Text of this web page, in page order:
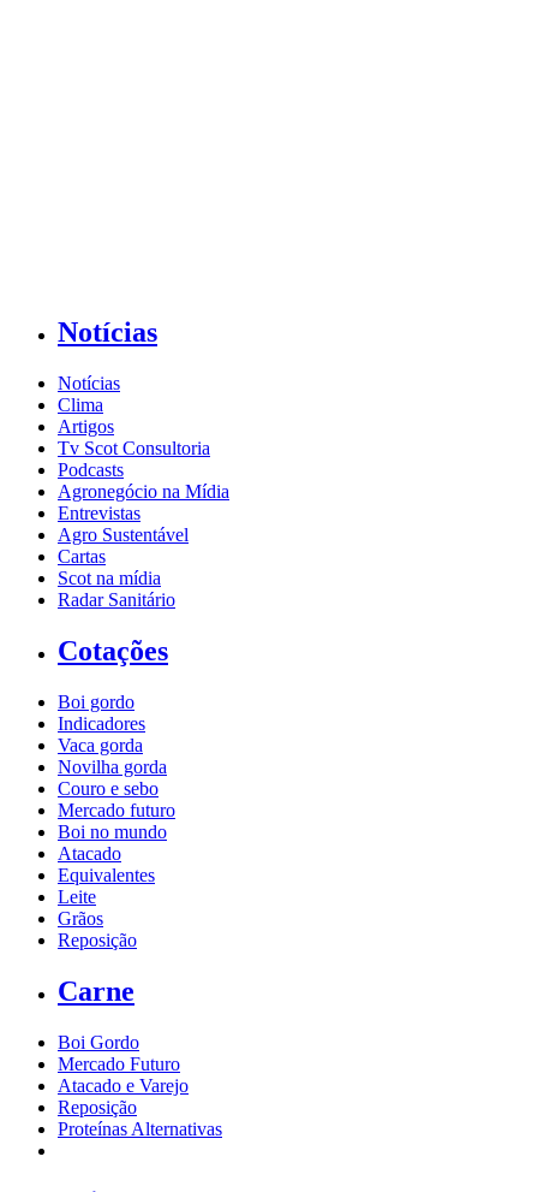
Notícias
Notícias
Clima
Artigos
Tv Scot Consultoria
Podcasts
Agronegócio na Mídia
Entrevistas
Agro Sustentável
Cartas
Scot na mídia
Radar Sanitário
Cotações
Boi gordo
Indicadores
Vaca gorda
Novilha gorda
Couro e sebo
Mercado futuro
Boi no mundo
Atacado
Equivalentes
Leite
Grãos
Reposição
Carne
Boi Gordo
Mercado Futuro
Atacado e Varejo
Reposição
Proteínas Alternativas